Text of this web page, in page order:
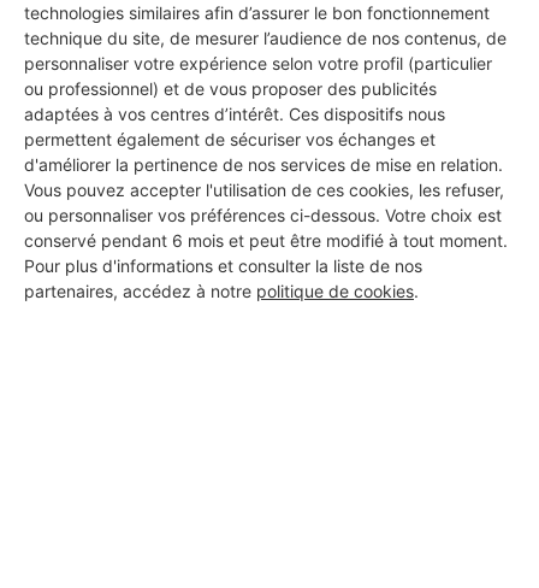
technologies similaires afin d’assurer le bon fonctionnement
technique du site, de mesurer l’audience de nos contenus, de
personnaliser votre expérience selon votre profil (particulier
ou professionnel) et de vous proposer des publicités
adaptées à vos centres d’intérêt. Ces dispositifs nous
permettent également de sécuriser vos échanges et
d'améliorer la pertinence de nos services de mise en relation.
Vous pouvez accepter l'utilisation de ces cookies, les refuser,
ou personnaliser vos préférences ci-dessous. Votre choix est
conservé pendant 6 mois et peut être modifié à tout moment.
Pour plus d'informations et consulter la liste de nos
partenaires, accédez à notre politique de cookies.